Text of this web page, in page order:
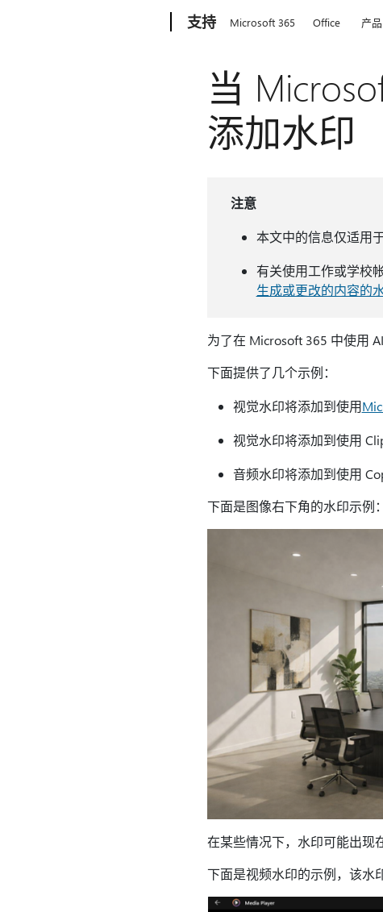
支持 Microsoft 365 Office 产品
当
添加水印
注意
本文中的信息仅适用
有关使用工作或学校
生成或更改的内容的
为了在 Microsoft 365 中使用
下面提供了几个示例：
视觉水印将添加到使用
视觉水印将添加到使用
音频水印将添加到使用
下面是图像右下角的水印示例：
在某些情况下，水印可能出现
下面是视频水印的示例，该水